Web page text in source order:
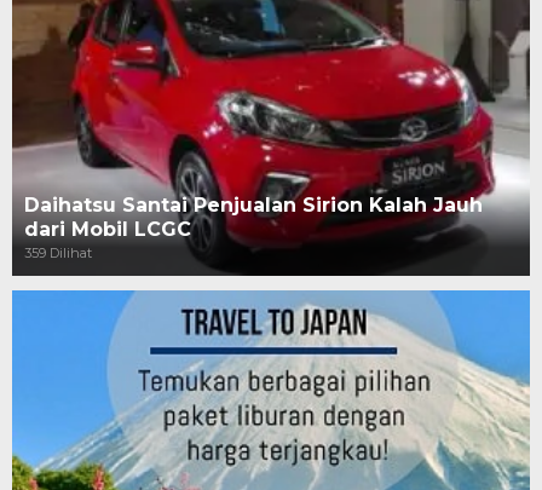
Daihatsu Santai Penjualan Sirion Kalah Jauh
dari Mobil LCGC
359 Dilihat